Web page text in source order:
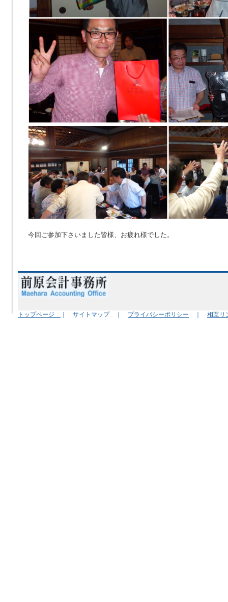
今回ご参加下さいました皆様、お疲れ様でした。
トップページ ｜ サイトマップ ｜ プライバシーポリシー 相互リ